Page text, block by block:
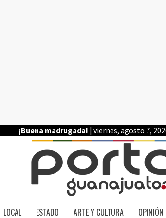
¡Buena madrugada! | viernes, agosto 7,
LOCAL ESTADO ARTE Y CULTURA OPINIÓN